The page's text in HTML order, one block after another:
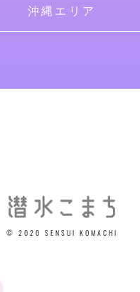
沖縄エリア
© 2020 SENSUI KOMACHI